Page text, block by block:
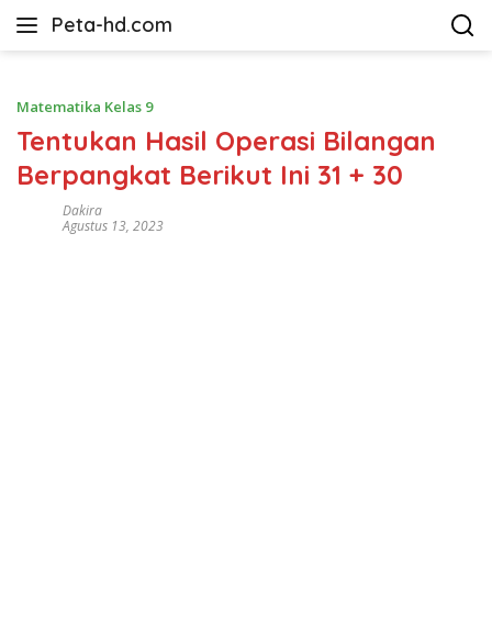
Peta-hd.com
Kumpulan
HD
Matematika Kelas 9
Tentukan Hasil Operasi Bilangan
Berpangkat Berikut Ini 31 + 30
Dakira
Agustus 13, 2023